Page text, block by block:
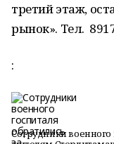
третий этаж,
рынок». Тел.
:
Сотрудники